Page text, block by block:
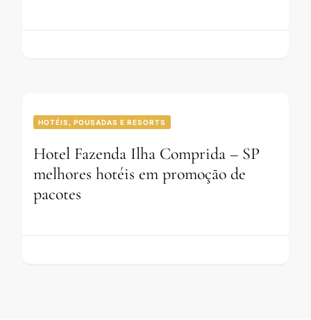
HOTÉIS, POUSADAS E RESORTS
Hotel Fazenda Ilha Comprida – SP
melhores hotéis em promoção de
pacotes